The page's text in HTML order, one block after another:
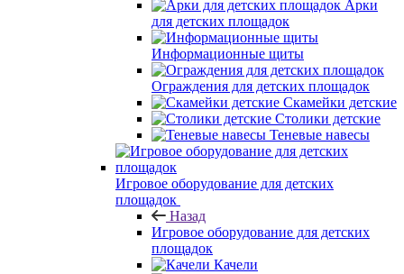
Арки
для детских площадок
Информационные щиты
Ограждения для детских площадок
Скамейки детские
Столики детские
Теневые навесы
Игровое оборудование для детских
площадок
Назад
Игровое оборудование для детских
площадок
Качели